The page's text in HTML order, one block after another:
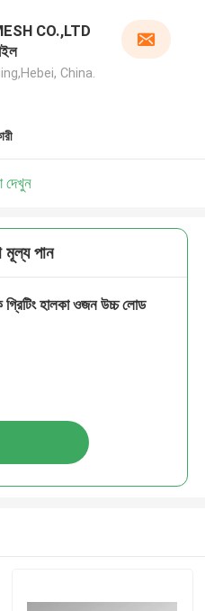
CO.,LTD
China.
মূল্য পান
হালকা ওজন উচ্চ লোড